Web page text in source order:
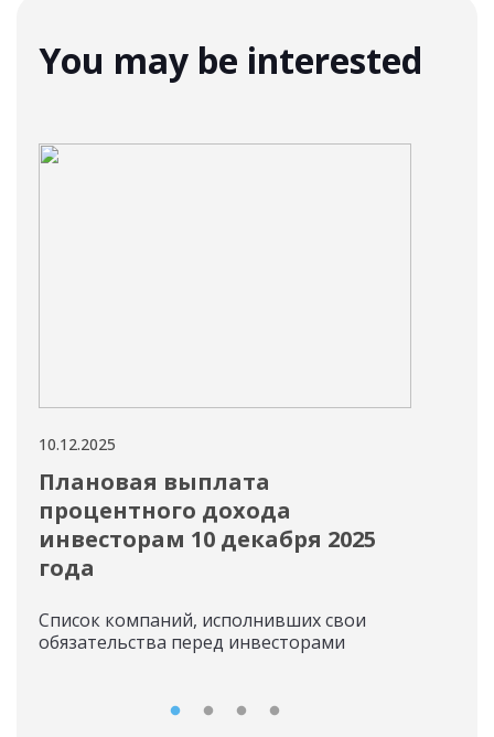
You may be interested
10.12.2025
Плановая выплата
процентного дохода
инвесторам 10 декабря 2025
года
Список компаний, исполнивших свои
обязательства перед инвесторами